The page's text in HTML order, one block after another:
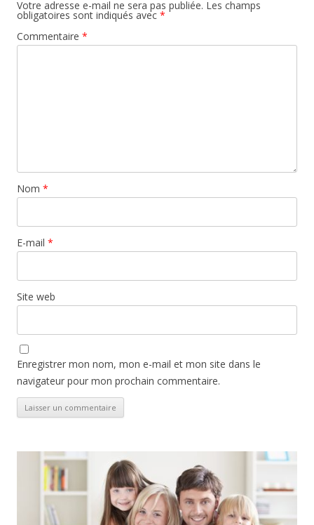
Votre adresse e-mail ne sera pas publiée. Les champs
obligatoires sont indiqués avec *
Commentaire *
Nom *
E-mail *
Site web
Enregistrer mon nom, mon e-mail et mon site dans le
navigateur pour mon prochain commentaire.